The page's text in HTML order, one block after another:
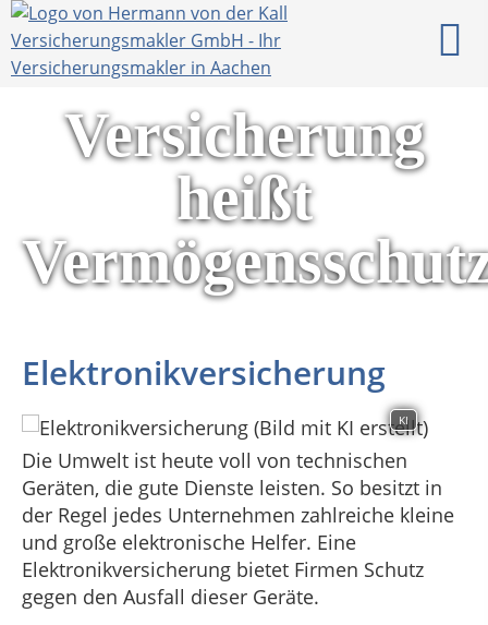
Versicherung
heißt
Elektronikversicherung
KI
Die Umwelt ist heute voll von technischen
Geräten, die gute Dienste leisten. So besitzt in
der Regel jedes Unternehmen zahlreiche kleine
und große elektronische Helfer. Eine
Elektronikversicherung bietet Firmen Schutz
gegen den Ausfall dieser Geräte.